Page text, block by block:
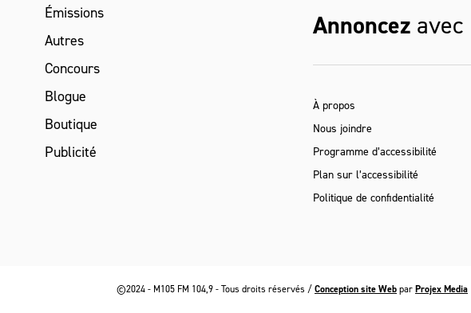
Émissions
Autres
Concours
Blogue
Boutique
Publicité
Annoncez avec
À propos
Nous joindre
Programme d’accessibilité
Plan sur l’accessibilité
Politique de confidentialité
©2024 - M105 FM 104,9 - Tous droits réservés /Conception site WebparProjex Media